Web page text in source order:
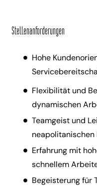
Stellenanforderungen
Hohe
Flexibilität und
dynamischen
Teamgeist und
neapolitanischen
Erfahrung mit
schnellem
Begeisterung für